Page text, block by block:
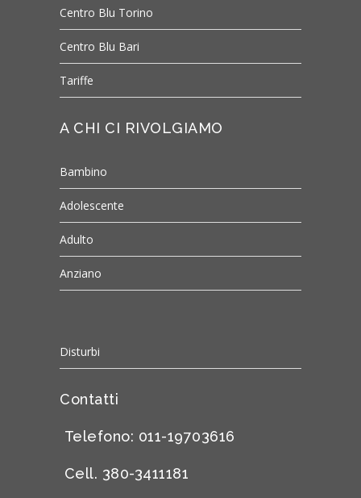
Centro Blu Torino
Centro Blu Bari
Tariffe
A CHI CI RIVOLGIAMO
Bambino
Adolescente
Adulto
Anziano
Disturbi
Contatti
Telefono: 011-19703616
Cell. 380-3411181